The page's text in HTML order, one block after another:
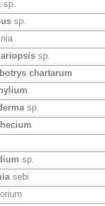
sp.
sp.
sp.
chartarum
sp.
sp.
sebi